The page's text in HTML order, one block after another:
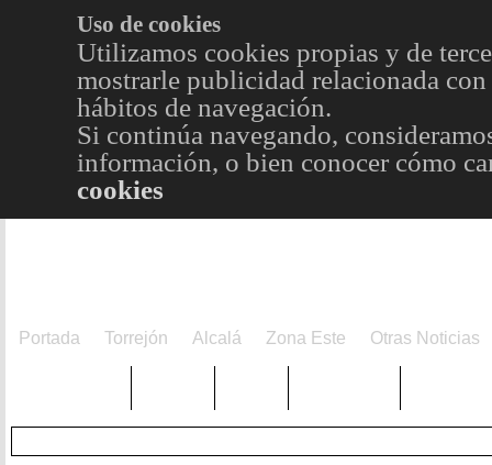
Uso de cookies
Utilizamos cookies propias y de
mostrarle publicidad relacionada
hábitos de navegación.
Si continúa navegando,
información, o bien conocer cómo
cookies
Portada Torrejón Alcalá Zona Este Otras Noticias